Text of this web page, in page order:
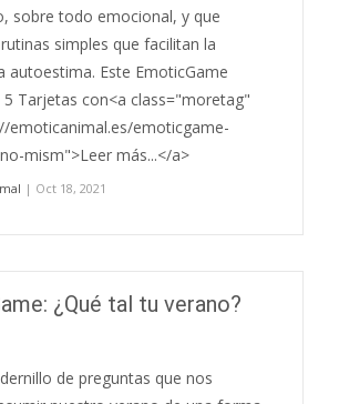
sobre todo emocional, y que
simples que facilitan la
autoestima. Este EmoticGame
5 Tarjetas con<a class="moretag"
emoticanimal.es/emoticgame-
mism">Leer más...</a>
| Oct 18, 2021
¿Qué tal tu verano?
de preguntas que nos